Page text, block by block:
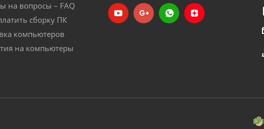
на вопросы – FAQ
сборку ПК
компьютеров
на компьютеры